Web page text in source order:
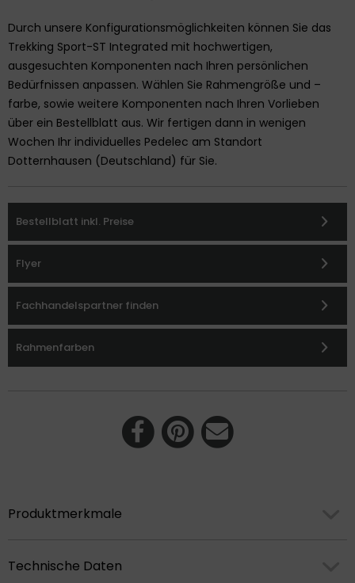
Durch unsere Konfigurationsmöglichkeiten können Sie das
Trekking Sport-ST Integrated mit hochwertigen,
ausgesuchten Komponenten nach Ihren persönlichen
Bedürfnissen anpassen. Wählen Sie Rahmengröße und –
farbe, sowie weitere Komponenten nach Ihren Vorlieben
über ein Bestellblatt aus. Wir fertigen dann in wenigen
Wochen Ihr individuelles Pedelec am Standort
Dotternhausen (Deutschland) für Sie.
Fachhandelspartner finden
Rahmenfarben
Bestellblatt inkl. Preise
Flyer
Produktmerkmale
Technische Daten